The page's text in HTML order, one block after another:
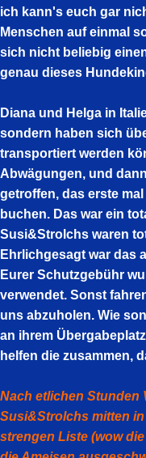
ich kann's euch gar
Menschen auf einmal
sich nicht beliebig
genau dieses
Diana und Helga in
sondern haben sich
transportiert werden
Abwägungen, und
getroffen, das erste
buchen. Das war ein
Susi&Strolchs waren
Ehrlichgesagt war das
Eurer Schutzgebühr
verwendet. Sonst
uns abzuholen. Wie
an ihrem
helfen die zusammen,
Nach etlichen Stunden
Susi&Strolchs mitten
strengen Liste (wow